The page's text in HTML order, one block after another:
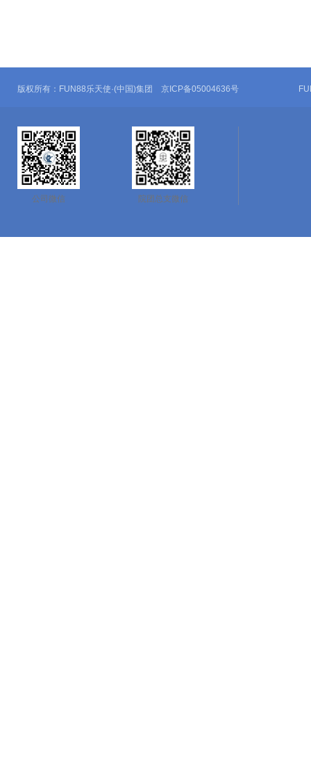
版权所有：FUN88乐天使·(中国)集团 京ICP备05004636号
公司微信 院团总支微信